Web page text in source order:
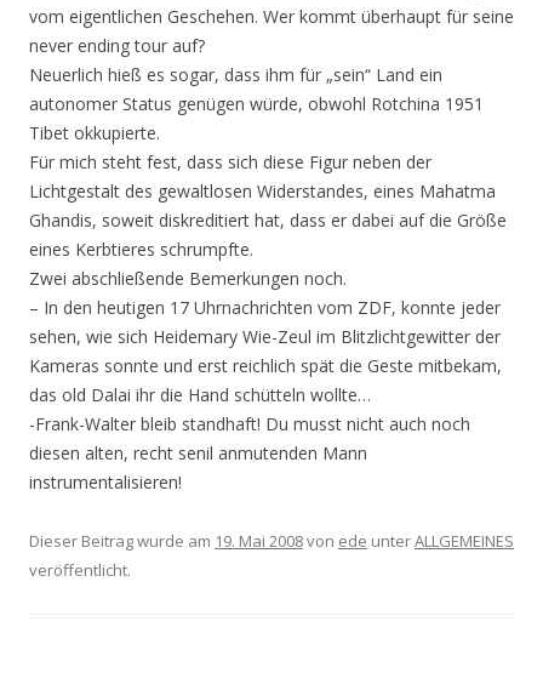
vom eigentlichen Geschehen. Wer kommt überhaupt für seine
never ending tour auf?
Neuerlich hieß es sogar, dass ihm für „sein“ Land ein
autonomer Status genügen würde, obwohl Rotchina 1951
Tibet okkupierte.
Für mich steht fest, dass sich diese Figur neben der
Lichtgestalt des gewaltlosen Widerstandes, eines Mahatma
Ghandis, soweit diskreditiert hat, dass er dabei auf die Größe
eines Kerbtieres schrumpfte.
Zwei abschließende Bemerkungen noch.
– In den heutigen 17 Uhrnachrichten vom ZDF, konnte jeder
sehen, wie sich Heidemary Wie-Zeul im Blitzlichtgewitter der
Kameras sonnte und erst reichlich spät die Geste mitbekam,
das old Dalai ihr die Hand schütteln wollte…
-Frank-Walter bleib standhaft! Du musst nicht auch noch
diesen alten, recht senil anmutenden Mann
instrumentalisieren!
Dieser Beitrag wurde am 19. Mai 2008von ede unterALLGEMEINES
veröffentlicht.